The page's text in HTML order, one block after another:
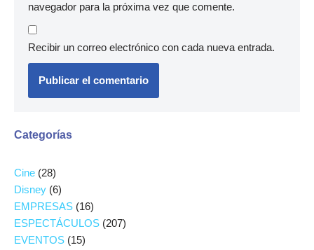
navegador para la próxima vez que comente.
Recibir un correo electrónico con cada nueva entrada.
Categorías
Cine (28)
Disney (6)
EMPRESAS (16)
ESPECTÁCULOS (207)
EVENTOS (15)